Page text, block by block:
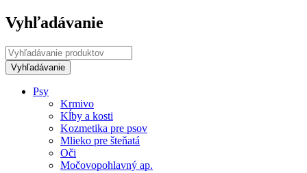
Vyhľadávanie
Psy
Krmivo
Kĺby a kosti
Kozmetika pre psov
Mlieko pre šteňatá
Oči
Močovopohlavný ap.